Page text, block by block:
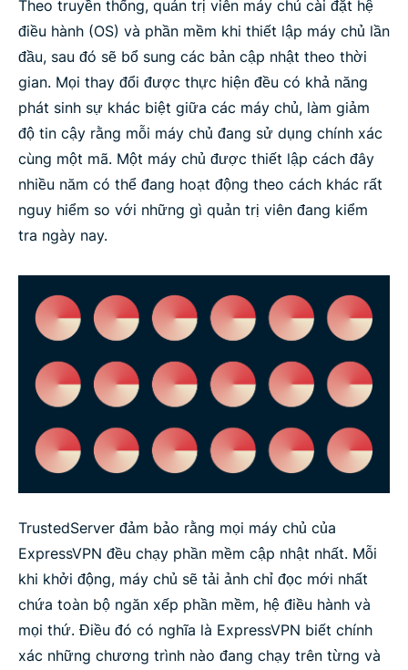
Theo truyền thống, quản trị viên máy chủ cài đặt hệ
điều hành (OS) và phần mềm khi thiết lập máy chủ lần
đầu, sau đó sẽ bổ sung các bản cập nhật theo thời
gian. Mọi thay đổi được thực hiện đều có khả năng
phát sinh sự khác biệt giữa các máy chủ, làm giảm
độ tin cậy rằng mỗi máy chủ đang sử dụng chính xác
cùng một mã. Một máy chủ được thiết lập cách đây
nhiều năm có thể đang hoạt động theo cách khác rất
nguy hiểm so với những gì quản trị viên đang kiểm
tra ngày nay.
TrustedServer đảm bảo rằng mọi máy chủ của
ExpressVPN đều chạy phần mềm cập nhật nhất. Mỗi
khi khởi động, máy chủ sẽ tải ảnh chỉ đọc mới nhất
chứa toàn bộ ngăn xếp phần mềm, hệ điều hành và
mọi thứ. Điều đó có nghĩa là ExpressVPN biết chính
xác những chương trình nào đang chạy trên từng và